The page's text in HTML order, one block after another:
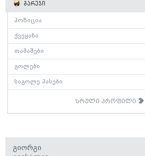
გარეჯი
პოზიცია
ქვეყანა
თამაშები
გოლები
საგოლე პასები
სრული პროფილი
Გიორგი